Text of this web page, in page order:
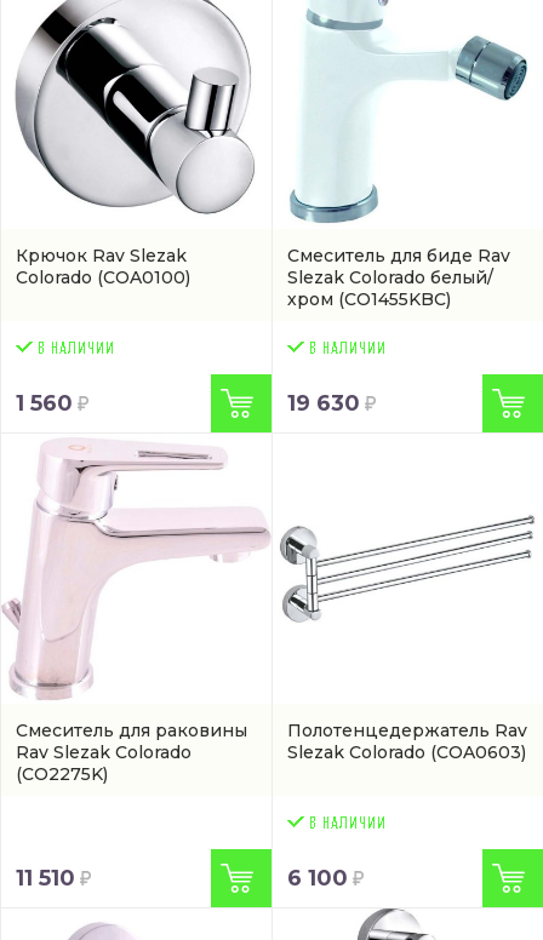
Крючок Rav Slezak
Colorado (COA0100)
1 560
Смеситель для биде Rav
Slezak Colorado белый/
хром (CO1455KBC)
19 630
Смеситель для раковины
Rav Slezak Colorado
(CO2275K)
11 510
Полотенцедержатель Rav
Slezak Colorado (COA0603)
6 100